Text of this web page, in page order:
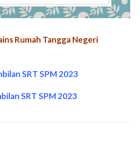
Rumah Tangga Negeri
SRT SPM 2023
SRT SPM 2023